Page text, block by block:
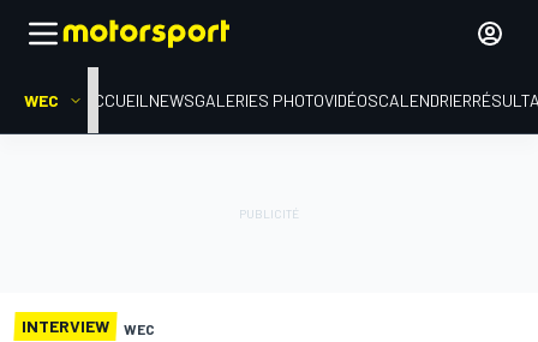
WEC ACCUEIL NEWSGALERIES PHOTOVIDÉOSCALENDRIER
INTERVIEW WEC